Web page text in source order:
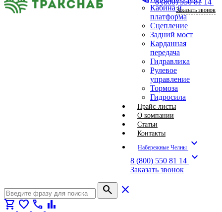
Кабина и
платформа
Сцепление
Задний мост
Карданная
передача
Гидравлика
Рулевое
управление
Тормоза
Гидросила
Прайс-листы
О компании
Статьи
Контакты
Набережные Челны expand_more
8 (800) 550 81 14 expand_more
Заказать звонок
Заказать звонок
search
close
shopping_cart favorite call bar_chart